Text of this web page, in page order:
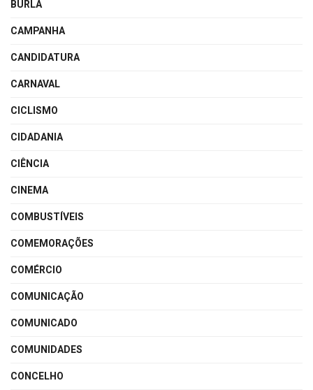
BURLA
CAMPANHA
CANDIDATURA
CARNAVAL
CICLISMO
CIDADANIA
CIÊNCIA
CINEMA
COMBUSTÍVEIS
COMEMORAÇÕES
COMÉRCIO
COMUNICAÇÃO
COMUNICADO
COMUNIDADES
CONCELHO